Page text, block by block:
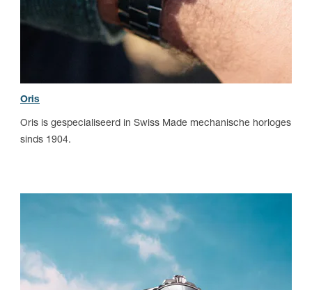
Oris
Oris is gespecialiseerd in Swiss Made mechanische horloges
sinds 1904.